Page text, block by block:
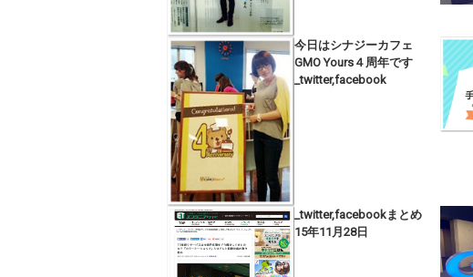
今日はシナジーカフェ
GMO Yours４周年です
_twitter,facebook
_twitter,facebookまとめ
15年11月28日